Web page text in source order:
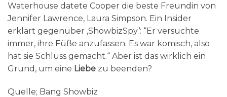
Waterhouse datete Cooper die beste Freundin von
Jennifer Lawrence, Laura Simpson. Ein Insider
erklärt gegenüber ‚ShowbizSpy‘: “Er versuchte
immer, ihre Füße anzufassen. Es war komisch, also
hat sie Schluss gemacht.“ Aber ist das wirklich ein
Grund, um eine Liebe zu beenden?
Quelle; Bang Showbiz